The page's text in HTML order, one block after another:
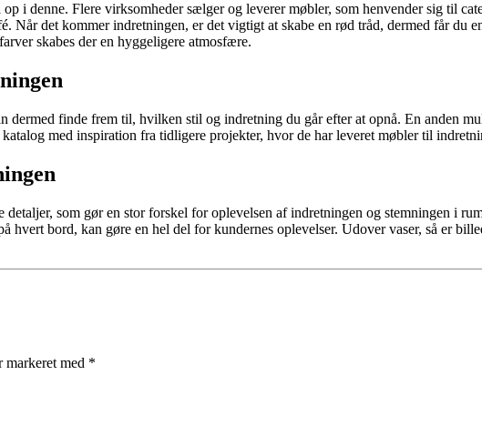
i denne. Flere virksomheder sælger og leverer møbler, som henvender sig til
Når det kommer indretningen, er det vigtigt at skabe en rød tråd, dermed får du
skabes der en hyggeligere atmosfære.
dermed finde frem til, hvilken stil og indretning du går efter at opnå. En anden
med inspiration fra tidligere projekter, hvor de har leveret møbler til
detaljer, som gør en stor forskel for oplevelsen af indretningen og stemningen i
hvert bord, kan gøre en hel del for kundernes oplevelser. Udover vaser, så er
med *